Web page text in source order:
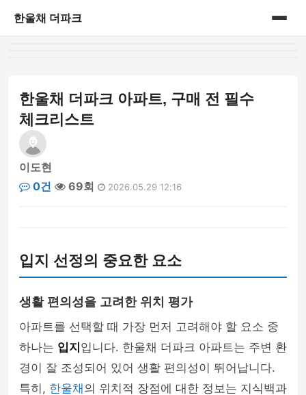
한울채 더파크
한울채 더파크 아파트, 구매 전 필수
체크리스트
이도현
0건
69회 2026.05.29 12:16
입지 선정의 중요한 요소
생활 편의성을 고려한 위치 평가
아파트를 선택할 때 가장 먼저 고려해야 할 요소 중
하나는 입지 입니다. 한울채 더파크 아파트는 주변 환
경이 잘 조성되어 있어 생활 편의성이 뛰어납니다.
특히, 한울채 의 위치적 장점에 대한 정보는 지식백과